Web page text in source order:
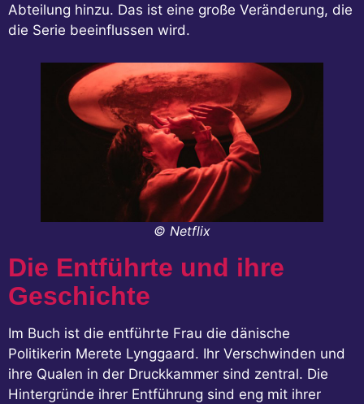
Abteilung hinzu. Das ist eine große Veränderung, die
die Serie beeinflussen wird.
© Netflix
Die Entführte und ihre
Geschichte
Im Buch ist die entführte Frau die dänische
Politikerin Merete Lynggaard. Ihr Verschwinden und
ihre Qualen in der Druckkammer sind zentral. Die
Hintergründe ihrer Entführung sind eng mit ihrer